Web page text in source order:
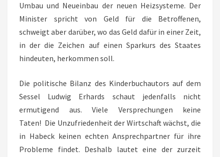
Umbau und Neueinbau der neuen Heizsysteme. Der
Minister spricht von Geld für die Betroffenen,
schweigt aber darüber, wo das Geld dafür in einer Zeit,
in der die Zeichen auf einen Sparkurs des Staates
hindeuten, herkommen soll.
Die politische Bilanz des Kinderbuchautors auf dem
Sessel Ludwig Erhards schaut jedenfalls nicht
ermutigend aus. Viele Versprechungen keine
Taten! Die Unzufriedenheit der Wirtschaft wächst, die
in Habeck keinen echten Ansprechpartner für ihre
Probleme findet. Deshalb lautet eine der zurzeit